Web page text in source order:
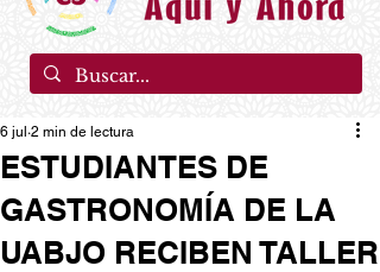
ESTUDIANTES DE
GASTRONOMÍA DE LA
UABJO RECIBEN TALLER
6 jul 2 min de lectura